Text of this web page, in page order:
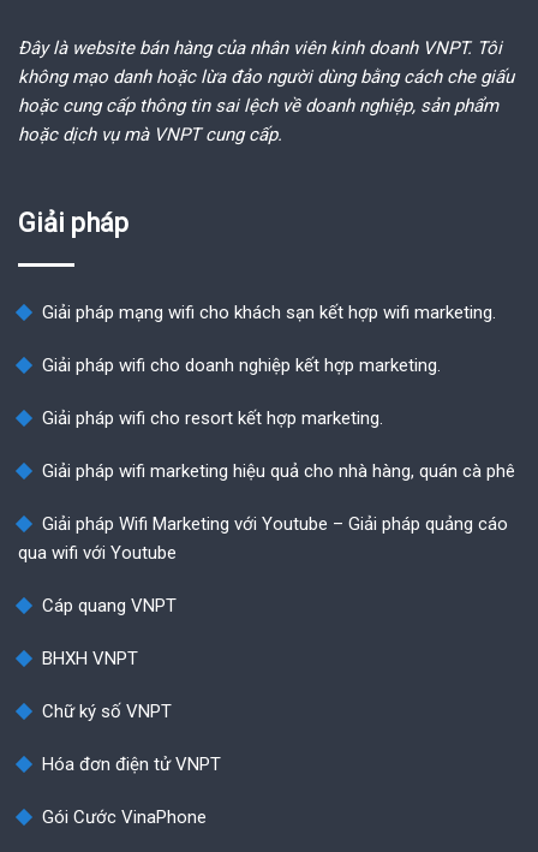
Đây là website bán hàng của nhân viên kinh doanh VNPT. Tôi
không mạo danh hoặc lừa đảo người dùng bằng cách che giấu
hoặc cung cấp thông tin sai lệch về doanh nghiệp, sản phẩm
hoặc dịch vụ mà VNPT cung cấp.
Giải pháp
Giải pháp mạng wifi cho khách sạn kết hợp wifi marketing.
Giải pháp wifi cho doanh nghiệp kết hợp marketing.
Giải pháp wifi cho resort kết hợp marketing.
Giải pháp wifi marketing hiệu quả cho nhà hàng, quán cà phê
Giải pháp Wifi Marketing với Youtube – Giải pháp quảng cáo
qua wifi với Youtube
Cáp quang VNPT
BHXH VNPT
Chữ ký số VNPT
Hóa đơn điện tử VNPT
Gói Cước VinaPhone